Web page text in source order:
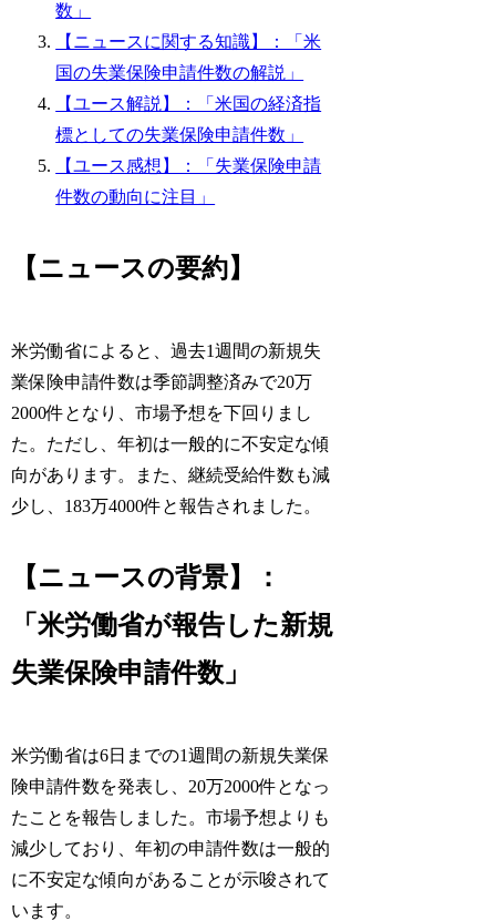
数」
【ニュースに関する知識】：「米
国の失業保険申請件数の解説」
【ユース解説】：「米国の経済指
標としての失業保険申請件数」
【ユース感想】：「失業保険申請
件数の動向に注目」
【ニュースの要約】
米労働省によると、過去1週間の新規失
業保険申請件数は季節調整済みで20万
2000件となり、市場予想を下回りまし
た。ただし、年初は一般的に不安定な傾
向があります。また、継続受給件数も減
少し、183万4000件と報告されました。
【ニュースの背景】：
「米労働省が報告した新規
失業保険申請件数」
米労働省は6日までの1週間の新規失業保
険申請件数を発表し、20万2000件となっ
たことを報告しました。市場予想よりも
減少しており、年初の申請件数は一般的
に不安定な傾向があることが示唆されて
います。